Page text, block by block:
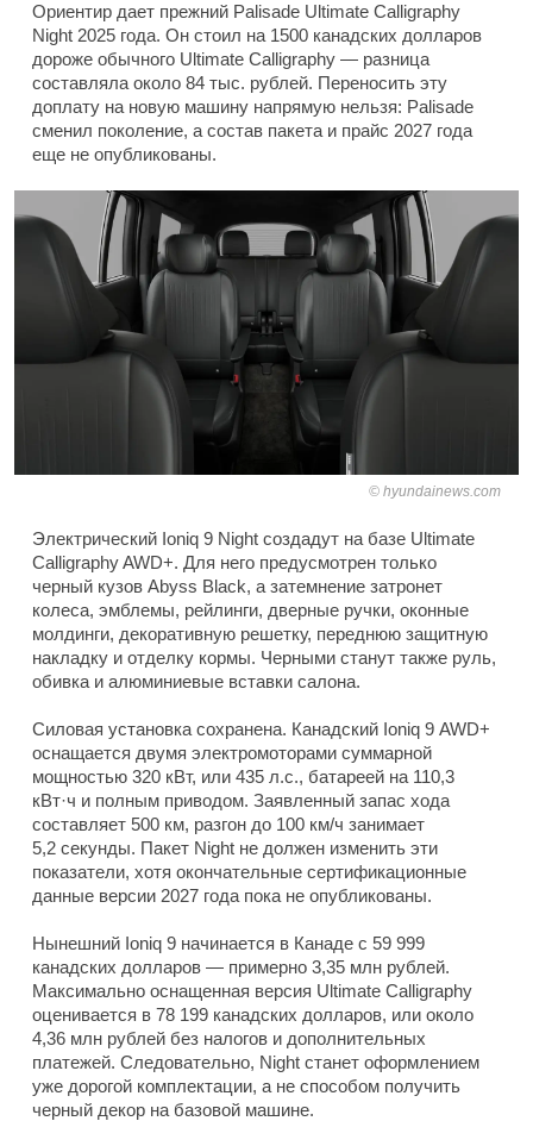
Ориентир дает прежний Palisade Ultimate Calligraphy
Night 2025 года. Он стоил на 1500 канадских долларов
дороже обычного Ultimate Calligraphy — разница
составляла около 84 тыс. рублей. Переносить эту
доплату на новую машину напрямую нельзя: Palisade
сменил поколение, а состав пакета и прайс 2027 года
еще не опубликованы.
hyundainews.com
Электрический Ioniq 9 Night создадут на базе Ultimate
Calligraphy AWD+. Для него предусмотрен только
черный кузов Abyss Black, а затемнение затронет
колеса, эмблемы, рейлинги, дверные ручки, оконные
молдинги, декоративную решетку, переднюю защитную
накладку и отделку кормы. Черными станут также руль,
обивка и алюминиевые вставки салона.
Силовая установка сохранена. Канадский Ioniq 9 AWD+
оснащается двумя электромоторами суммарной
мощностью 320 кВт, или 435 л.с., батареей на 110,3
кВт·ч и полным приводом. Заявленный запас хода
составляет 500 км, разгон до 100 км/ч занимает
5,2 секунды. Пакет Night не должен изменить эти
показатели, хотя окончательные сертификационные
данные версии 2027 года пока не опубликованы.
Нынешний Ioniq 9 начинается в Канаде с 59 999
канадских долларов — примерно 3,35 млн рублей.
Максимально оснащенная версия Ultimate Calligraphy
оценивается в 78 199 канадских долларов, или около
4,36 млн рублей без налогов и дополнительных
платежей. Следовательно, Night станет оформлением
уже дорогой комплектации, а не способом получить
черный декор на базовой машине.